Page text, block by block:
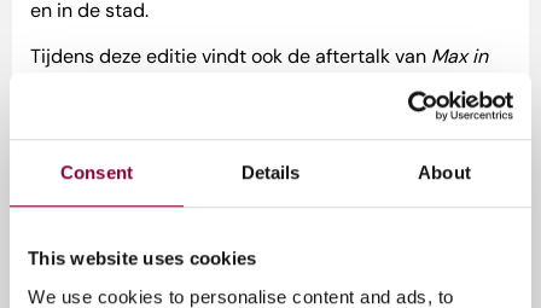
Consent Details About
This website uses cookies
We use cookies to personalise content and ads, to
en in de stad.
Tijdens deze editie vindt ook de aftertalk van Max in
verder in gesprek te gaan over de thema’s uit de serie.
Het volledige programma wordt later bekendgemaakt.
Tags